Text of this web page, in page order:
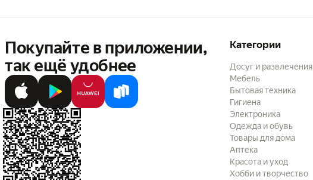
Покупайте в приложении,
так ещё удобнее
Категории
Досуг и развлечения
Мебель
Бытовая техника
Гигиена
Электроника
Одежда и обувь
Товары для дома
Аптека
Красота и уход
Хобби и творчество